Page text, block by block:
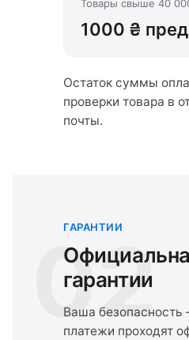
Товары свыше 40
1000 ₴
Остаток суммы
проверки товара в
почты.
02
ГАРАНТИИ
гарантии
Ваша
платежи проходят